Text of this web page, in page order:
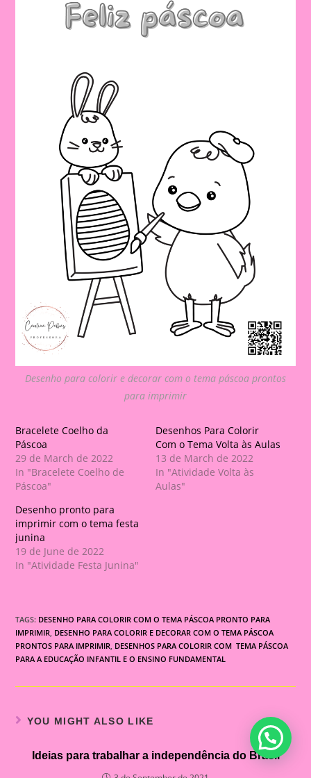
Desenho para colorir e decorar com o tema páscoa prontos
para imprimir
Bracelete Coelho da
Páscoa
29 de March de 2022
In "Bracelete Coelho de
Páscoa"
Desenhos Para Colorir
Com o Tema Volta às Aulas
13 de March de 2022
In "Atividade Volta às
Aulas"
Desenho pronto para
imprimir com o tema festa
junina
19 de June de 2022
In "Atividade Festa Junina"
TAGS: DESENHO PARA COLORIR COM O TEMA PÁSCOA PRONTO PARA
IMPRIMIR, DESENHO PARA COLORIR E DECORAR COM O TEMA PÁSCOA
PRONTOS PARA IMPRIMIR, DESENHOS PARA COLORIR COM TEMA PÁSCOA
PARA A EDUCAÇÃO INFANTIL E O ENSINO FUNDAMENTAL
YOU MIGHT ALSO LIKE
Ideias para trabalhar a independência do Brasil